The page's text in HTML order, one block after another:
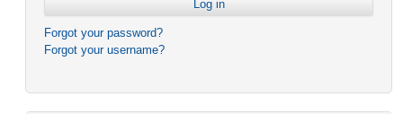
Forgot your password?
Forgot your username?